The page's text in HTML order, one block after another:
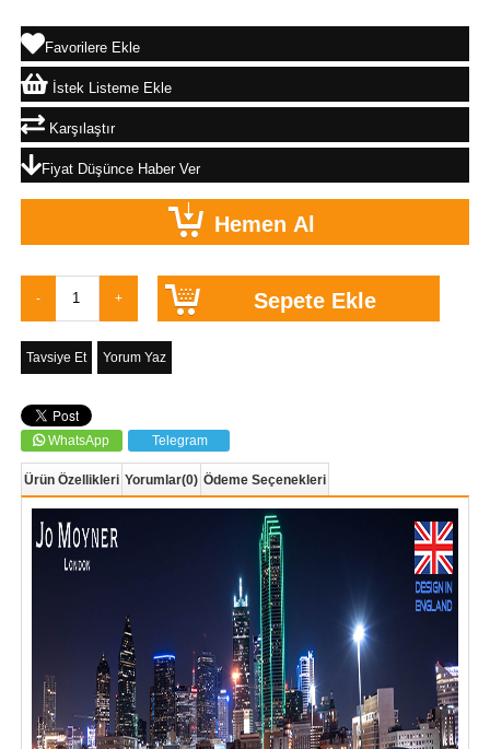
Favorilere Ekle
İstek Listeme Ekle
Karşılaştır
Fiyat Düşünce Haber Ver
Tavsiye Et Yorum Yaz
WhatsApp Telegram
Ürün Özellikleri Yorumlar(0) Ödeme Seçenekleri